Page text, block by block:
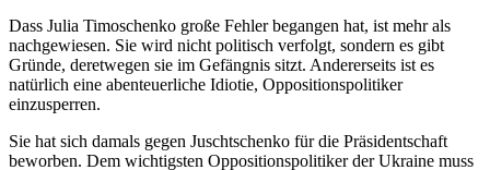
Dass Julia Timoschenko große Fehler begangen hat, ist mehr als
nachgewiesen. Sie wird nicht politisch verfolgt, sondern es gibt
Gründe, deretwegen sie im Gefängnis sitzt. Andererseits ist es
natürlich eine abenteuerliche Idiotie, Oppositionspolitiker
einzusperren.
Sie hat sich damals gegen Juschtschenko für die Präsidentschaft
beworben. Dem wichtigsten Oppositionspolitiker der Ukraine muss